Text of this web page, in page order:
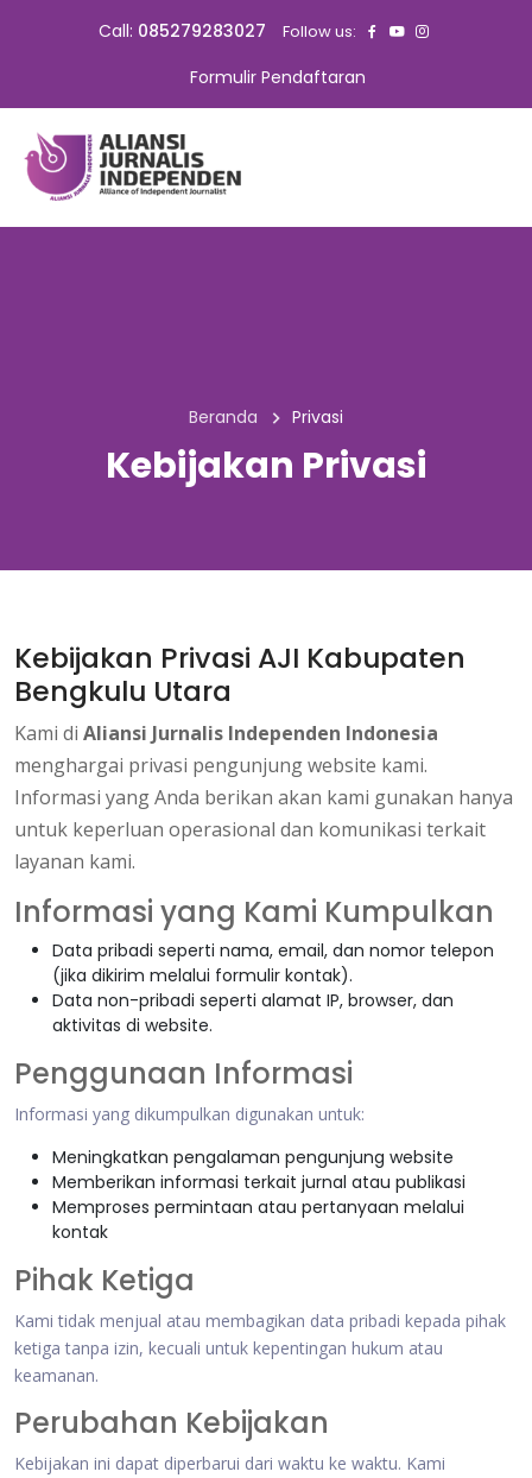
Call: 085279283027 Follow us:
Formulir Pendaftaran
Beranda Privasi
Kebijakan Privasi
Kebijakan Privasi AJI Kabupaten
Bengkulu Utara
Kami di Aliansi Jurnalis Independen Indonesia
menghargai privasi pengunjung website kami.
Informasi yang Anda berikan akan kami gunakan hanya
untuk keperluan operasional dan komunikasi terkait
layanan kami.
Informasi yang Kami Kumpulkan
Data pribadi seperti nama, email, dan nomor telepon
(jika dikirim melalui formulir kontak).
Data non-pribadi seperti alamat IP, browser, dan
aktivitas di website.
Penggunaan Informasi
Informasi yang dikumpulkan digunakan untuk:
Meningkatkan pengalaman pengunjung website
Memberikan informasi terkait jurnal atau publikasi
Memproses permintaan atau pertanyaan melalui
kontak
Pihak Ketiga
Kami tidak menjual atau membagikan data pribadi kepada pihak
ketiga tanpa izin, kecuali untuk kepentingan hukum atau
keamanan.
Perubahan Kebijakan
Kebijakan ini dapat diperbarui dari waktu ke waktu. Kami